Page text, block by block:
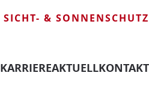
SICHT- & SONNENSCHUTZ
KARRIEREAKTUELLKONTAKT